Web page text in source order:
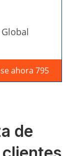
ahora 795
de